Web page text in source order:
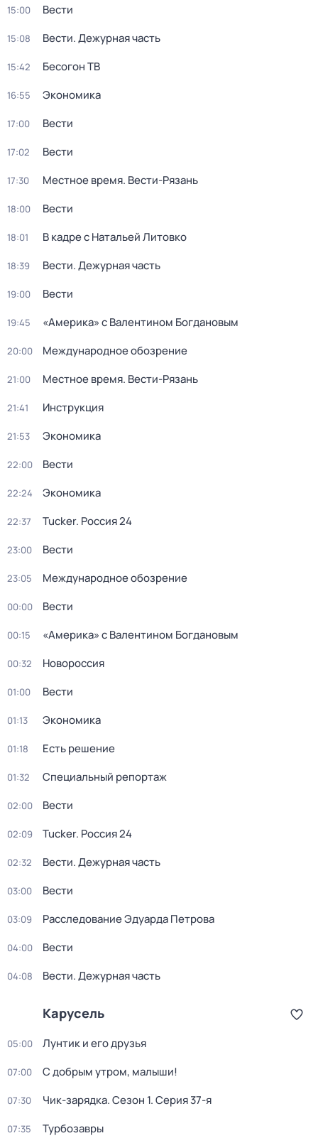
15:00 Вести
15:08 Вести. Дежурная часть
15:42 Бесогон ТВ
16:55 Экономика
17:00 Вести
17:02 Вести
17:30 Местное время. Вести-Рязань
18:00 Вести
18:01 В кадре с Натальей Литовко
18:39 Вести. Дежурная часть
19:00 Вести
19:45 «Америка» с Валентином Богдановым
20:00 Международное обозрение
21:00 Местное время. Вести-Рязань
21:41 Инструкция
21:53 Экономика
22:00 Вести
22:24 Экономика
22:37 Tucker. Россия 24
23:00 Вести
23:05 Международное обозрение
00:00 Вести
00:15 «Америка» с Валентином Богдановым
00:32 Новороссия
01:00 Вести
01:13 Экономика
01:18 Есть решение
01:32 Специальный репортаж
02:00 Вести
02:09 Tucker. Россия 24
02:32 Вести. Дежурная часть
03:00 Вести
03:09 Расследование Эдуарда Петрова
04:00 Вести
04:08 Вести. Дежурная часть
Карусель
05:00 Лунтик и его друзья
07:00 С добрым утром, малыши!
07:30 Чик-зарядка. Сезон 1. Серия 37-я
07:35 Турбозавры